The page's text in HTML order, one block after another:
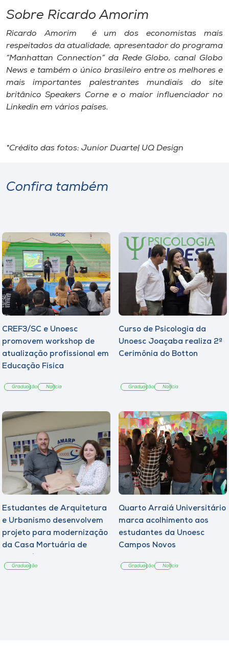
Sobre Ricardo Amorim
Ricardo Amorim é um dos economistas mais
respeitados da atualidade, apresentador do programa
“Manhattan Connection” da Rede Globo, canal Globo
News e também o único brasileiro entre os melhores e
mais importantes palestrantes mundiais do site
britânico Speakers Corne e o maior influenciador no
Linkedin em vários países.
*Crédito das fotos: Junior Duarte| UQ Design
Confira também
CREF3/SC e Unoesc
promovem workshop de
atualização profissional em
Educação Física
Graduação Notícia
Curso de Psicologia da
Unoesc Joaçaba realiza 2ª
Cerimônia do Botton
Graduação Notícia
Estudantes de Arquitetura
e Urbanismo desenvolvem
projeto para modernização
da Casa Mortuária de
Graduação
Quarto Arraiá Universitário
marca acolhimento aos
estudantes da Unoesc
Campos Novos
Graduação Notícia